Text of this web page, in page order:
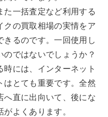
た一括査定など利用する
クの買取相場の実情をア
きるのです。一回使用し
ではないでしょうか？
には、インターネット
はとても重要です。全然
へ直に出向いて、後にな
よくあります。